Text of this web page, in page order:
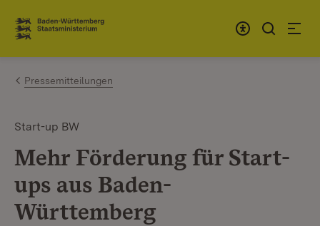
Zum Inhalt springen
Link zur Startseite
Pressemitteilungen
Start-up BW
Mehr Förderung für Start-
ups aus Baden-
Württemberg